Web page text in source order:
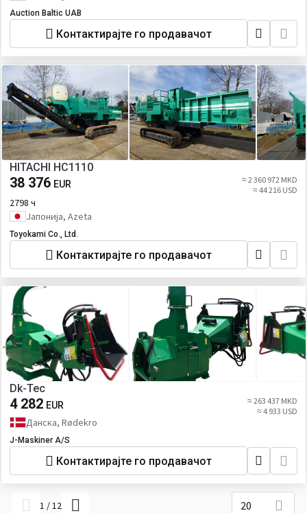
Auction Baltic UAB
Контактирајте го продавачот
HITACHI HC1110
38 376 EUR
≈ 2 360 972 MKD
≈ 44 216 USD
2798 ч
Јапонија, Azeta
Toyokami Co., Ltd.
Контактирајте го продавачот
Dk-Tec
4 282 EUR
≈ 263 437 MKD
≈ 4 933 USD
Данска, Rødekro
J-Maskiner A/S
Контактирајте го продавачот
1 /12 20